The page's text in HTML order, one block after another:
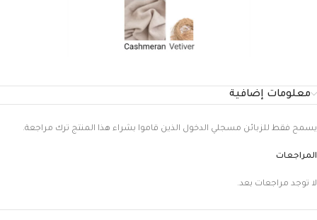
معلومات إضافية
المراجعات
لا توجد مراجعات بعد.
يسمح فقط للزبائن مسجلي الدخول الذين قاموا بشراء هذا المنتج ترك مراجعة.